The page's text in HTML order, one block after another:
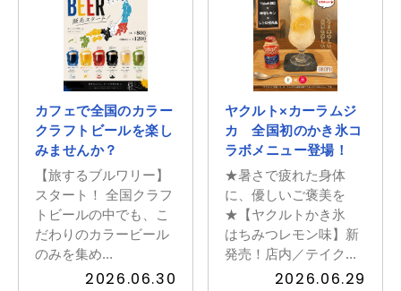
カフェで全国のカラー
クラフトビールを楽し
みませんか？
【旅するブルワリー】
スタート！ 全国クラフ
トビールの中でも、こ
だわりのカラービール
のみを集め...
2026.06.30
ヤクルト×カーラムジ
カ 全国初のかき氷コ
ラボメニュー登場！
★暑さで疲れた身体
に、優しいご褒美を
★【ヤクルトかき氷
はちみつレモン味】新
発売！店内／テイク...
2026.06.29